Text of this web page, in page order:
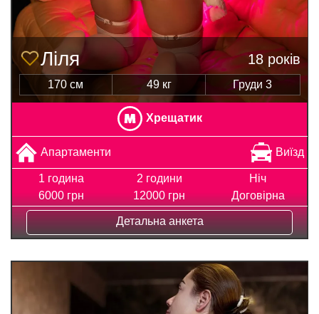
Ліля 18 років
170 см 49 кг Груди 3
Хрещатик
Апартаменти Виїзд
1 година
6000 грн
2 години
12000 грн
Ніч
Договірна
Детальна анкета